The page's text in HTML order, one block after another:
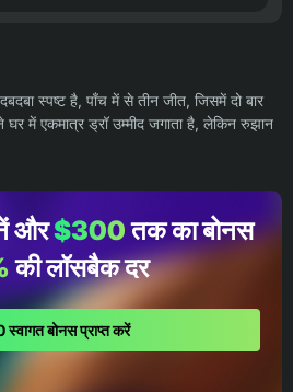
स्पष्ट है, पाँच में से तीन जीत, जिसमें दो बार
घर में एकमात्र ड्रॉ उम्मीद जगाता है, लेकिन रुझान
और$300तक का बोनस
की लॉसबैक दर
बोनस प्राप्त करें